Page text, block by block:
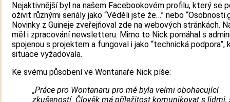
Nejaktivnější byl na našem Facebookovém profilu, který se
oživit různými seriály jako “Věděli jste že…” nebo
Novinky z Guineje zveřejňoval zde na webových stránkách.
měl i zpracování newsletteru. Mimo to Nick pomáhal s
spojenou s projektem a fungoval i jako “technická podpora”,
situace vyžadovala.
Ke svému působení ve Wontanaře Nick píše:
„Práce pro Wontanaru pro mě byla velmi obohacující
zkušeností. Člověk má příležitost komunikovat s lidmi,